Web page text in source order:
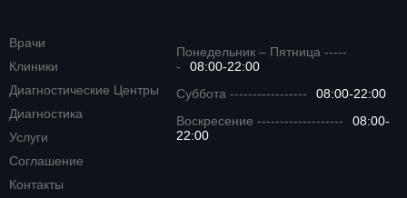
Врачи
Клиники
Диагностические Центры
Диагностика
Услуги
Соглашение
Контакты
Понедельник – Пятница -----
-
08:00-22:00
Суббота -----------------
08:00-22:00
Воскресение -------------------
08:00-
22:00